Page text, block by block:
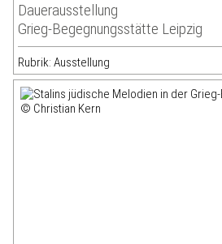
Dauerausstellung
Grieg-Begegnungsstätte Leipzig
Rubrik: Ausstellung